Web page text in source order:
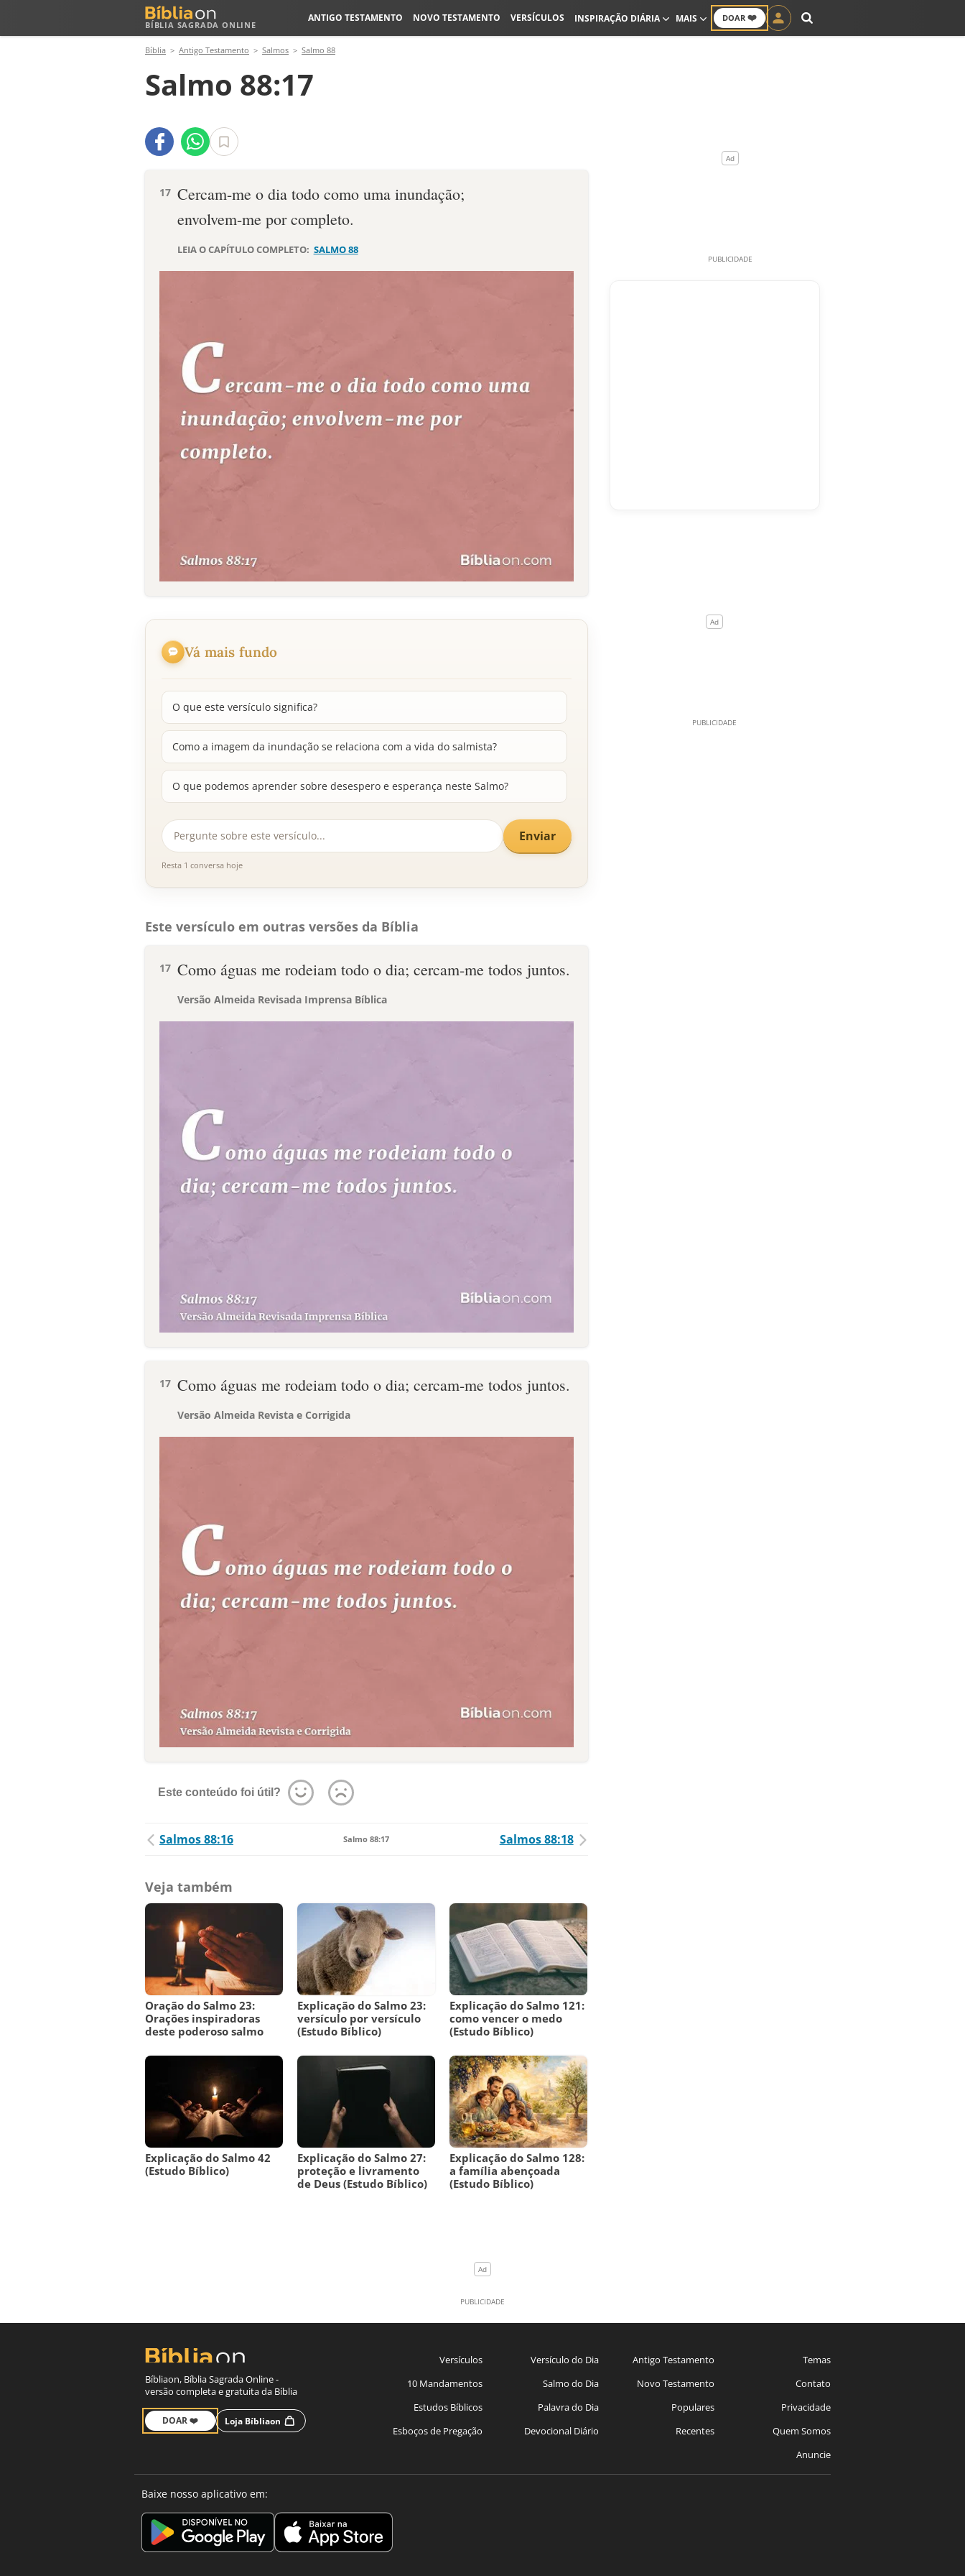
BÍBLIA SAGRADA ONLINE
DOAR ❤️
ANTIGO TESTAMENTO NOVO TESTAMENTO VERSÍCULOS INSPIRAÇÃO DIÁRIA MAIS
Bíblia Antigo Testamento Salmos Salmo 88
Salmo 88:17
17 Cercam-me o dia todo como uma inundação;
envolvem-me por completo.
LEIA O CAPÍTULO COMPLETO: SALMO 88
Vá mais fundo
O que este versículo significa?
Como a imagem da inundação se relaciona com a vida do salmista?
O que podemos aprender sobre desespero e esperança neste Salmo?
Enviar
Resta 1 conversa hoje
Este versículo em outras versões da Bíblia
17 Como águas me rodeiam todo o dia; cercam-me todos juntos.
Versão Almeida Revisada Imprensa Bíblica
17 Como águas me rodeiam todo o dia; cercam-me todos juntos.
Versão Almeida Revista e Corrigida
Este conteúdo foi útil?
Salmos 88:16 Salmo 88:17 Salmos 88:18
Veja também
Oração do Salmo 23:
Orações inspiradoras
deste poderoso salmo
Explicação do Salmo 23:
versículo por versículo
(Estudo Bíblico)
Explicação do Salmo 121:
como vencer o medo
(Estudo Bíblico)
Explicação do Salmo 42
(Estudo Bíblico)
Explicação do Salmo 27:
proteção e livramento
de Deus (Estudo Bíblico)
Explicação do Salmo 128:
a família abençoada
(Estudo Bíblico)
Bíbliaon, Bíblia Sagrada Online -
versão completa e gratuita da Bíblia
DOAR ❤️ Loja Bíbliaon
Versículos
10 Mandamentos
Estudos Bíblicos
Esboços de Pregação
Versículo do Dia
Salmo do Dia
Palavra do Dia
Devocional Diário
Antigo Testamento
Novo Testamento
Populares
Recentes
Temas
Contato
Privacidade
Quem Somos
Anuncie
Baixe nosso aplicativo em: